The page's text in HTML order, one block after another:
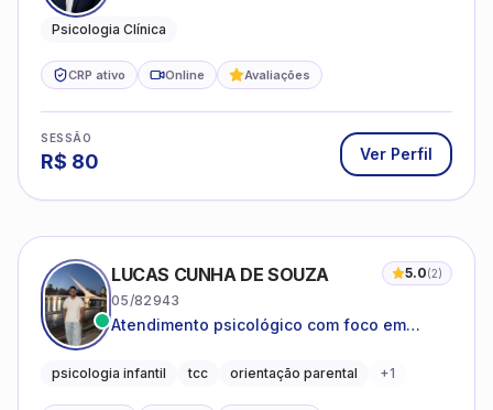
Psicologia Clínica
CRP ativo Online Avaliações
SESSÃO
R$ 80 Ver Perfil
LUCAS CUNHA DE SOUZA 5.0(2)
05/82943
Atendimento psicológico com foco em
promovendo equilíbrio emocional e
psicologia infantil tcc orientação parental +1